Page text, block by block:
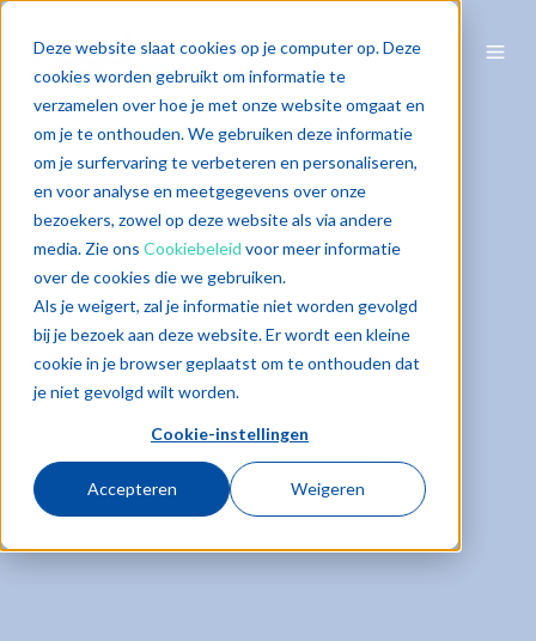
Deze website slaat cookies op je computer op. Deze
cookies worden gebruikt om informatie te
verzamelen over hoe je met onze website omgaat en
om je te onthouden. We gebruiken deze informatie
om je surfervaring te verbeteren en personaliseren,
en voor analyse en meetgegevens over onze
bezoekers, zowel op deze website als via andere
media. Zie ons Cookiebeleid voor meer informatie
over de cookies die we gebruiken.
Als je weigert, zal je informatie niet worden gevolgd
bij je bezoek aan deze website. Er wordt een kleine
cookie in je browser geplaatst om te onthouden dat
je niet gevolgd wilt worden.
Cookie-instellingen
Accepteren Weigeren